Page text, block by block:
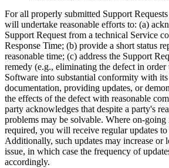
For all properly submitted Support
will undertake reasonable efforts to: (a)
Support Request from a technical Service
Response Time; (b) provide a short status
reasonable time; (c) address the Support
remedy (e.g., eliminating the defect in
Software into substantial conformity with
documentation, providing updates, or
the effects of the defect with reasonable
party acknowledges that despite a party's
problems may be solvable. Where on-
required, you will receive regular updates
Additionally, such updates may increase or
issue, in which case the frequency of
accordingly.